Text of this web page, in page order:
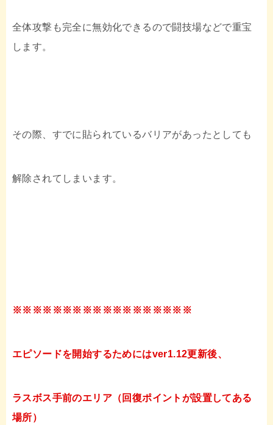
全体攻撃も完全に無効化できるので闘技場などで重宝
します。
その際、すでに貼られているバリアがあったとしても
解除されてしまいます。
※※※※※※※※※※※※※※※※※※
エピソードを開始するためにはver1.12更新後、
ラスボス手前のエリア（回復ポイントが設置してある
場所）